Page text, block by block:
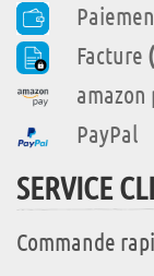
Facture
amazon
PayPal
SERVICE
Commande